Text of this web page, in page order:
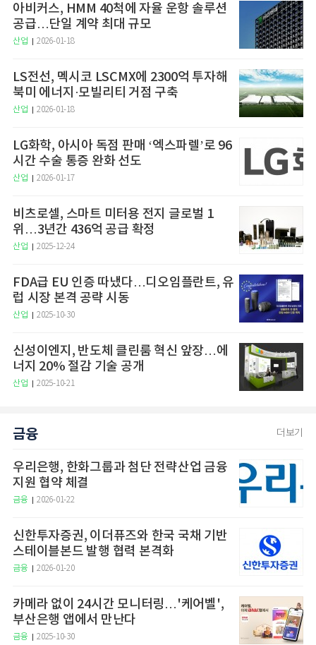
아비커스, HMM 40척에 자율 운항 솔루션
공급…단일 계약 최대 규모
산업 2026-01-18
LS전선, 멕시코 LSCMX에 2300억 투자해
북미 에너지·모빌리티 거점 구축
산업 2026-01-18
LG화학, 아시아 독점 판매 ‘엑스파렐’로 96
시간 수술 통증 완화 선도
산업 2026-01-17
비츠로셀, 스마트 미터용 전지 글로벌 1
위…3년간 436억 공급 확정
산업 2025-12-24
FDA급 EU 인증 따냈다…디오임플란트, 유
럽 시장 본격 공략 시동
산업 2025-10-30
신성이엔지, 반도체 클린룸 혁신 앞장…에
너지 20% 절감 기술 공개
산업 2025-10-21
금융 더보기
우리은행, 한화그룹과 첨단 전략산업 금융
지원 협약 체결
금융 2026-01-22
신한투자증권, 이더퓨즈와 한국 국채 기반
스테이블본드 발행 협력 본격화
금융 2026-01-20
카메라 없이 24시간 모니터링…'케어벨',
부산은행 앱에서 만난다
금융 2025-10-30